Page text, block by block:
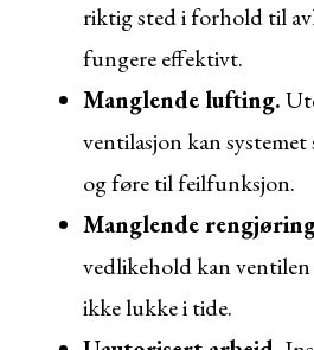
riktig sted i forhold til
fungere effektivt.
Manglende lufting.
ventilasjon kan
og føre til feilfunksjon.
Manglende
vedlikehold kan ventilen
ikke lukke i tide.